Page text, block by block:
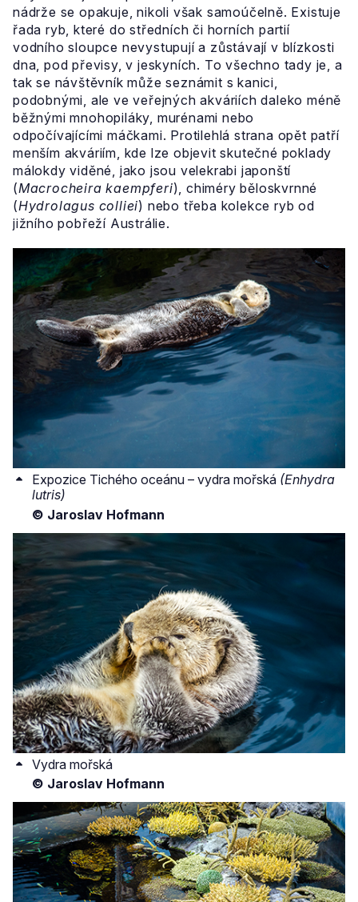
nádrže se opakuje, nikoli však samoúčelně. Existuje
řada ryb, které do středních či horních partií
vodního sloupce nevystupují a zůstávají v blízkosti
dna, pod převisy, v jeskyních. To všechno tady je, a
tak se návštěvník může seznámit s kanici,
podobnými, ale ve veřejných akváriích daleko méně
běžnými mnohopiláky, murénami nebo
odpočívajícími máčkami. Protilehlá strana opět patří
menším akváriím, kde lze objevit skutečné poklady
málokdy viděné, jako jsou velekrabi japonští
(Macrocheira kaempferi), chiméry běloskvrnné
(Hydrolagus colliei) nebo třeba kolekce ryb od
jižního pobřeží Austrálie.
Expozice Tichého oceánu – vydra mořská (Enhydra
lutris)
© Jaroslav Hofmann
Vydra mořská
© Jaroslav Hofmann